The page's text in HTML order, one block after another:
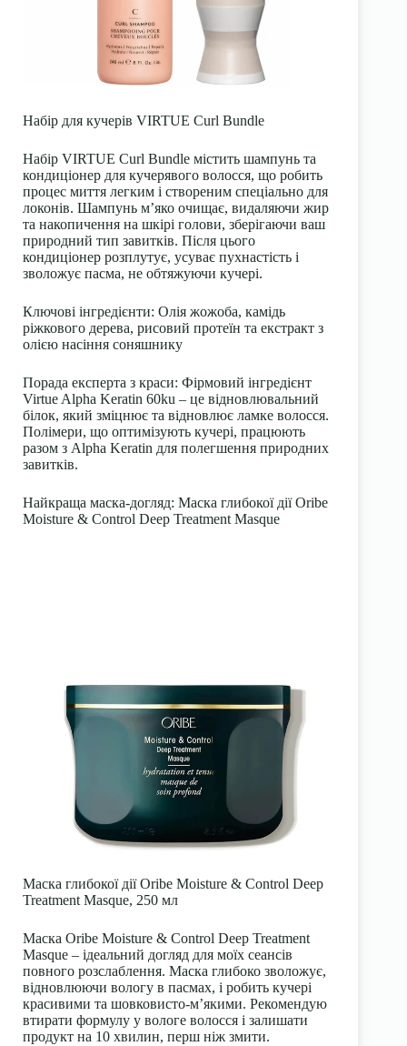
Набір для кучерів VIRTUE Curl Bundle
Набір VIRTUE Curl Bundle містить шампунь та
кондиціонер для кучерявого волосся, що робить
процес миття легким і створеним спеціально для
локонів. Шампунь м’яко очищає, видаляючи жир
та накопичення на шкірі голови, зберігаючи ваш
природний тип завитків. Після цього
кондиціонер розплутує, усуває пухнастість і
зволожує пасма, не обтяжуючи кучері.
Ключові інгредієнти: Олія жожоба, камідь
ріжкового дерева, рисовий протеїн та екстракт з
олією насіння соняшнику
Порада експерта з краси: Фірмовий інгредієнт
Virtue Alpha Keratin 60ku – це відновлювальний
білок, який зміцнює та відновлює ламке волосся.
Полімери, що оптимізують кучері, працюють
разом з Alpha Keratin для полегшення природних
завитків.
Найкраща маска-догляд: Маска глибокої дії Oribe
Moisture & Control Deep Treatment Masque
Маска глибокої дії Oribe Moisture & Control Deep
Treatment Masque, 250 мл
Маска Oribe Moisture & Control Deep Treatment
Masque – ідеальний догляд для моїх сеансів
повного розслаблення. Маска глибоко зволожує,
відновлюючи вологу в пасмах, і робить кучері
красивими та шовковисто-м’якими. Рекомендую
втирати формулу у вологе волосся і залишати
продукт на 10 хвилин, перш ніж змити.